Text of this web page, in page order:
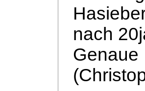
nach